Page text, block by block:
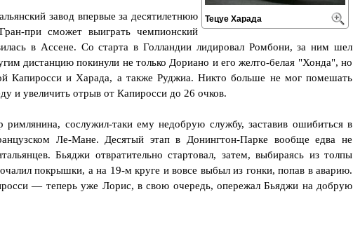
Тецуе Харада
завод впервые за десятилетнюю
при сможет выиграть чемпионский
в Ассене. Со старта в Голландии лидировал Ромбони, за ним шел
дистанцию покинули не только Дориано и его желто-белая "Хонда", но
Капиросси и Харада, а также Руджиа. Никто больше не мог помешать
и увеличить отрыв от Капиросси до 26 очков.
римлянина, сослужил-таки ему недобрую службу, заставив ошибиться в
Ле-Мане. Десятый этап в Донингтон-Парке вообще едва не
Бьяджи отвратительно стартовал, затем, выбираясь из толпы
покрышки, а на 19-м круге и вовсе выбыл из гонки, попав в аварию.
— теперь уже Лорис, в свою очередь, опережал Бьяджи на добрую